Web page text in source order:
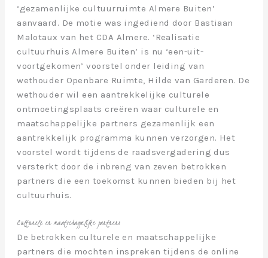
‘gezamenlijke cultuurruimte Almere Buiten’
aanvaard. De motie was ingediend door Bastiaan
Malotaux van het CDA Almere. ‘Realisatie
cultuurhuis Almere Buiten’ is nu ‘een-uit-
voortgekomen’ voorstel onder leiding van
wethouder Openbare Ruimte, Hilde van Garderen. De
wethouder wil een aantrekkelijke culturele
ontmoetingsplaats creëren waar culturele en
maatschappelijke partners gezamenlijk een
aantrekkelijk programma kunnen verzorgen. Het
voorstel wordt tijdens de raadsvergadering dus
versterkt door de inbreng van zeven betrokken
partners die een toekomst kunnen bieden bij het
cultuurhuis.
Culturele en maatschappelijke partners
De betrokken culturele en maatschappelijke
partners die mochten inspreken tijdens de online